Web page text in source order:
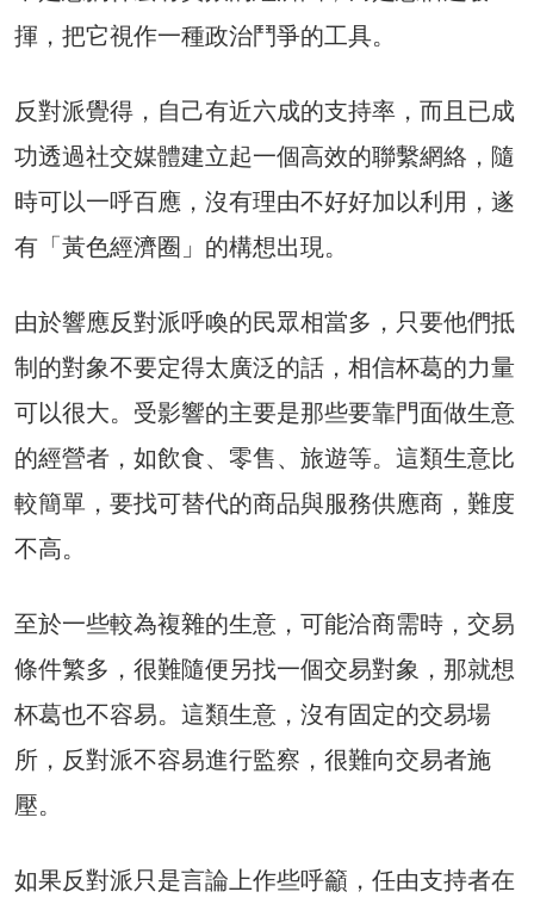
揮，把它視作一種政治鬥爭的工具。
反對派覺得，自己有近六成的支持率，而且已成
功透過社交媒體建立起一個高效的聯繫網絡，隨
時可以一呼百應，沒有理由不好好加以利用，遂
有「黃色經濟圈」的構想出現。
由於響應反對派呼喚的民眾相當多，只要他們抵
制的對象不要定得太廣泛的話，相信杯葛的力量
可以很大。受影響的主要是那些要靠門面做生意
的經營者，如飲食、零售、旅遊等。這類生意比
較簡單，要找可替代的商品與服務供應商，難度
不高。
至於一些較為複雜的生意，可能洽商需時，交易
條件繁多，很難隨便另找一個交易對象，那就想
杯葛也不容易。這類生意，沒有固定的交易場
所，反對派不容易進行監察，很難向交易者施
壓。
如果反對派只是言論上作些呼籲，任由支持者在